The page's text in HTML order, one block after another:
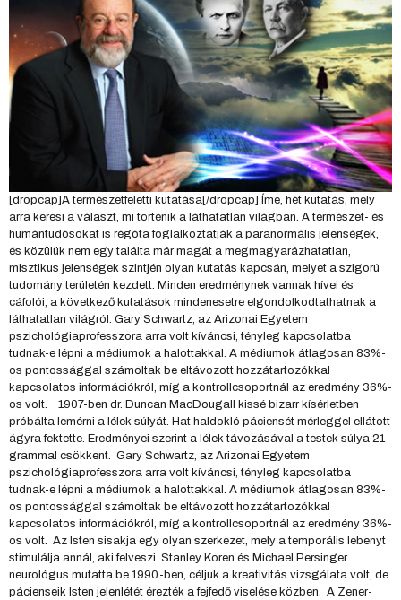
[dropcap]A természetfeletti kutatása[/dropcap] Íme, hét kutatás, mely
arra keresi a választ, mi történik a láthatatlan világban. A természet- és
humántudósokat is régóta foglalkoztatják a paranormális jelenségek,
és közülük nem egy találta már magát a megmagyarázhatatlan,
misztikus jelenségek szintjén olyan kutatás kapcsán, melyet a szigorú
tudomány területén kezdett. Minden eredménynek vannak hívei és
cáfolói, a következő kutatások mindenesetre elgondolkodtathatnak a
láthatatlan világról. Gary Schwartz, az Arizonai Egyetem
pszichológiaprofesszora arra volt kíváncsi, tényleg kapcsolatba
tudnak-e lépni a médiumok a halottakkal. A médiumok átlagosan 83%-
os pontossággal számoltak be eltávozott hozzátartozókkal
kapcsolatos információkról, míg a kontrollcsoportnál az eredmény 36%-
os volt. 1907-ben dr. Duncan MacDougall kissé bizarr kísérletben
próbálta lemérni a lélek súlyát. Hat haldokló páciensét mérleggel ellátott
ágyra fektette. Eredményei szerint a lélek távozásával a testek súlya 21
grammal csökkent. Gary Schwartz, az Arizonai Egyetem
pszichológiaprofesszora arra volt kíváncsi, tényleg kapcsolatba
tudnak-e lépni a médiumok a halottakkal. A médiumok átlagosan 83%-
os pontossággal számoltak be eltávozott hozzátartozókkal
kapcsolatos információkról, míg a kontrollcsoportnál az eredmény 36%-
os volt. Az Isten sisakja egy olyan szerkezet, mely a temporális lebenyt
stimulálja annál, aki felveszi. Stanley Koren és Michael Persinger
neurológus mutatta be 1990-ben, céljuk a kreativitás vizsgálata volt, de
pácienseik Isten jelenlétét érezték a fejfedő viselése közben. A Zener-